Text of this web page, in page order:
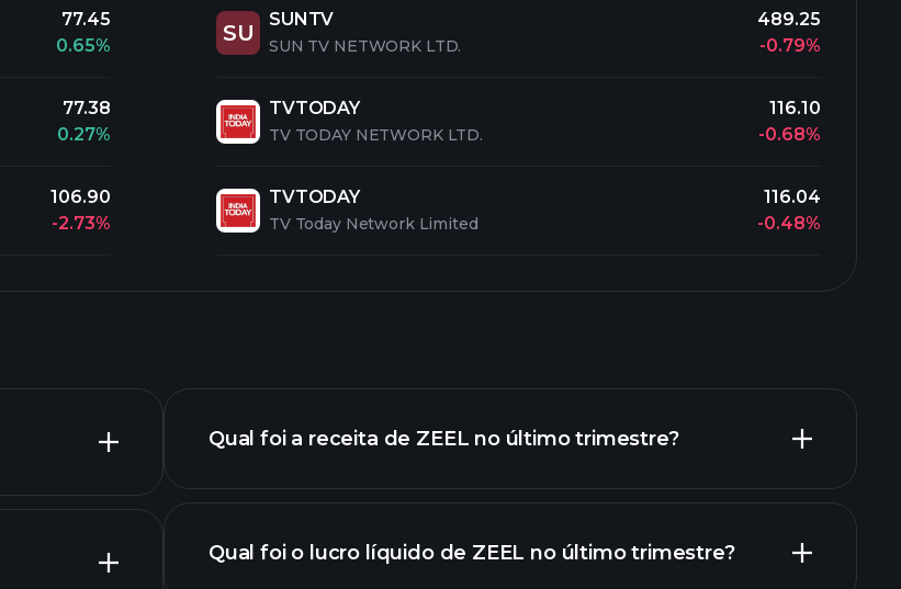
77.45
0.65%
77.38
0.27%
106.90
-2.73%
SU
SUNTV
SUN TV NETWORK LTD.
489.25
-0.79%
TVTODAY
TV TODAY NETWORK LTD.
116.10
-0.68%
TVTODAY
TV Today Network Limited
116.04
-0.48%
Qual foi a receita de ZEEL no último trimestre?
Qual foi o lucro líquido de ZEEL no último trimestre?